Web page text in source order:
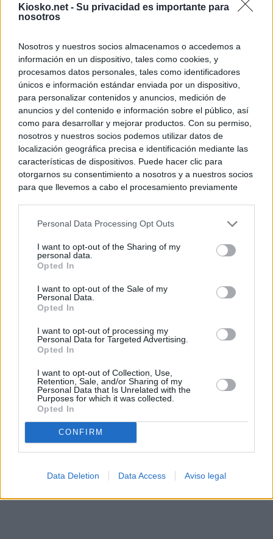
Kiosko.net - Su privacidad es importante para
nosotros
Nosotros y nuestros socios almacenamos o accedemos a
información en un dispositivo, tales como cookies, y
procesamos datos personales, tales como identificadores
únicos e información estándar enviada por un dispositivo,
para personalizar contenidos y anuncios, medición de
anuncios y del contenido e información sobre el público, así
como para desarrollar y mejorar productos. Con su permiso,
nosotros y nuestros socios podemos utilizar datos de
localización geográfica precisa e identificación mediante las
características de dispositivos. Puede hacer clic para
otorgarnos su consentimiento a nosotros y a nuestros socios
para que llevemos a cabo el procesamiento previamente
negar su consentimiento. Tenga en cuenta que algún
de su consentimiento, pero usted tiene el derecho de
rechazar tal procesamiento. Sus preferencias se aplicarán
cualquier momento entrando de nuevo en este sitio web o
visitando nuestra política de privacidad.
Personal Data Processing Opt Outs
I want to opt-out of the Sharing of my
personal data.
Opted In
I want to opt-out of the Sale of my
Personal Data.
Opted In
I want to opt-out of processing my
Personal Data for Targeted Advertising.
Opted In
I want to opt-out of Collection, Use,
Retention, Sale, and/or Sharing of my
Personal Data that Is Unrelated with the
Purposes for which it was collected.
Opted In
CONFIRM
Data Deletion Data Access Aviso legal